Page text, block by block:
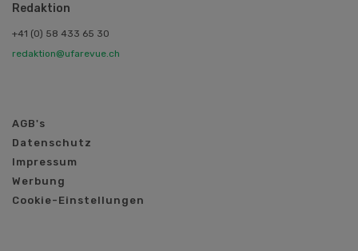
Redaktion
+41 (0) 58 433 65 30
redaktion@ufarevue.ch
AGB's
Datenschutz
Impressum
Werbung
Cookie-Einstellungen